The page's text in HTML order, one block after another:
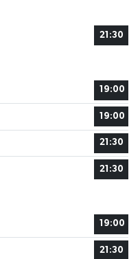
21:30
19:00
19:00
21:30
21:30
19:00
21:30